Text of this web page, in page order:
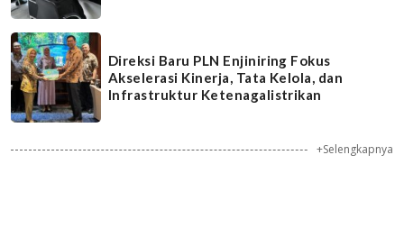
Direksi Baru PLN Enjiniring Fokus
Akselerasi Kinerja, Tata Kelola, dan
Infrastruktur Ketenagalistrikan
+Selengkapnya